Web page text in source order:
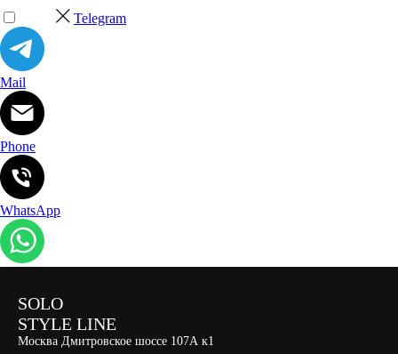
Telegram
Mail
Phone
WhatsApp
SOLO
STYLE LINE
Москва Дмитровское шоссе 107А к1